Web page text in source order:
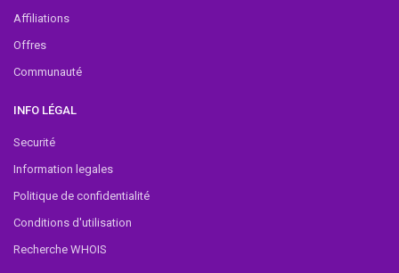
Affiliations
Offres
Communauté
INFO LÉGAL
Securité
Information legales
Politique de confidentialité
Conditions d'utilisation
Recherche WHOIS